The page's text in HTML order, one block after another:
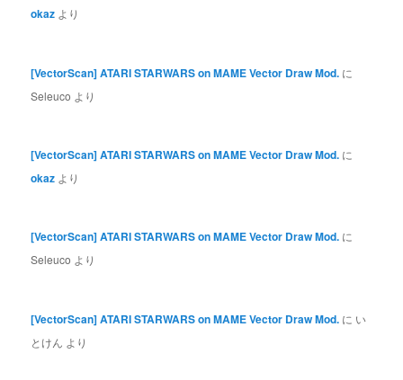
okaz より
[VectorScan] ATARI STARWARS on MAME Vector Draw Mod. に
Seleuco より
[VectorScan] ATARI STARWARS on MAME Vector Draw Mod. に
okaz より
[VectorScan] ATARI STARWARS on MAME Vector Draw Mod. に
Seleuco より
[VectorScan] ATARI STARWARS on MAME Vector Draw Mod. に い
とけん より